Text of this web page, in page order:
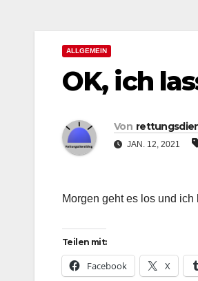
ALLGEMEIN
OK, ich
Von
JAN. 12, 2021
Morgen geht es los und
Teilen mit:
Facebook X